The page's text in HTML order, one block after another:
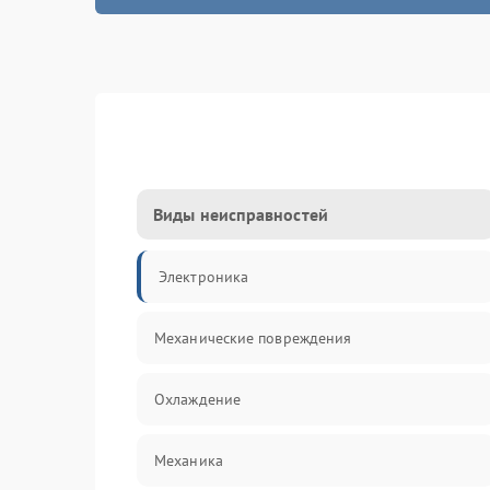
Виды неисправностей
Электроника
Механические повреждения
Охлаждение
Механика